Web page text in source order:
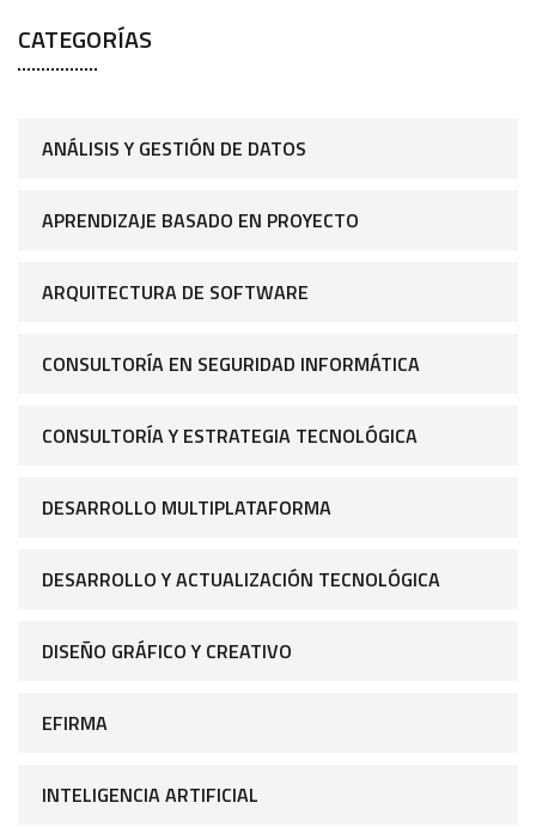
CATEGORÍAS
ANÁLISIS Y GESTIÓN DE DATOS
APRENDIZAJE BASADO EN PROYECTO
ARQUITECTURA DE SOFTWARE
CONSULTORÍA EN SEGURIDAD INFORMÁTICA
CONSULTORÍA Y ESTRATEGIA TECNOLÓGICA
DESARROLLO MULTIPLATAFORMA
DESARROLLO Y ACTUALIZACIÓN TECNOLÓGICA
DISEÑO GRÁFICO Y CREATIVO
EFIRMA
INTELIGENCIA ARTIFICIAL